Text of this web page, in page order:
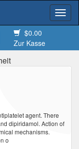
$0.00
Zur Kasse
agent. There
dipiridamol. Action of
mechanisms.
o